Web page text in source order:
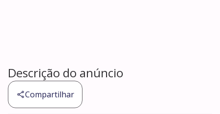
Descrição do anúncio
Compartilhar